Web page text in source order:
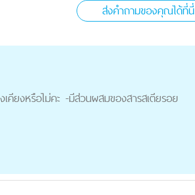
ส่งคำถามของคุณได้ที่นี่
ยงหรือไม่คะ -มีส่วนผสมของสารสเตียรอย